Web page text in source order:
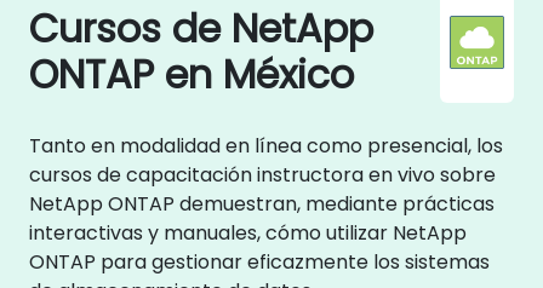
Cursos de NetApp
ONTAP en México
Tanto en modalidad en línea como presencial, los
cursos de capacitación instructora en vivo sobre
NetApp ONTAP demuestran, mediante prácticas
interactivas y manuales, cómo utilizar NetApp
ONTAP para gestionar eficazmente los sistemas